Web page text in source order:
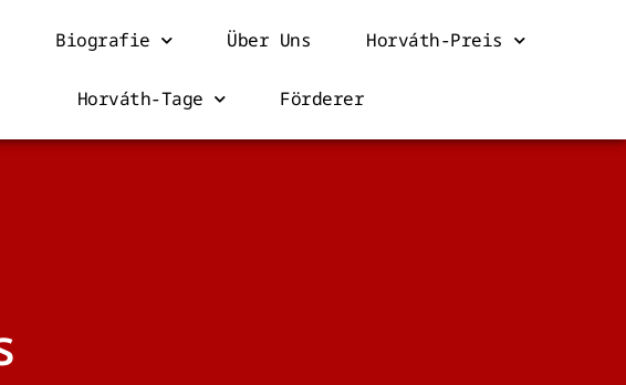
Biografie Über Uns Horváth-Preis
Horváth-Tage Förderer